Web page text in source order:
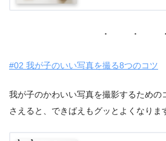
#02 我が子のいい写真を撮る8つのコツ
我が子のかわいい写真を撮影するための
さえると、できばえもグッとよくなりま